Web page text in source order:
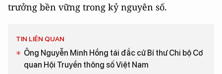
trưởng bền vững trong kỷ nguyên số.
TIN LIÊN QUAN
Ông Nguyễn Minh Hồng tái đắc cử Bí thư Chi bộ Cơ
quan Hội Truyền thông số Việt Nam